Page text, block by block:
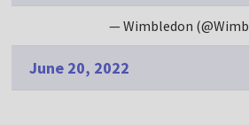
— Wimbledon
June 20, 2022